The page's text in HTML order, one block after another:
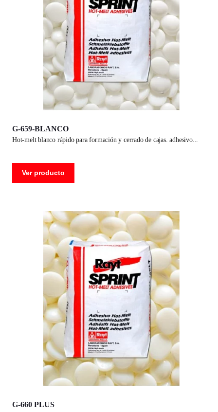
G-659-BLANCO
hot-melt blanco rápido para formación y cerrado de cajas. adhesivo
Ver producto
G-660 PLUS